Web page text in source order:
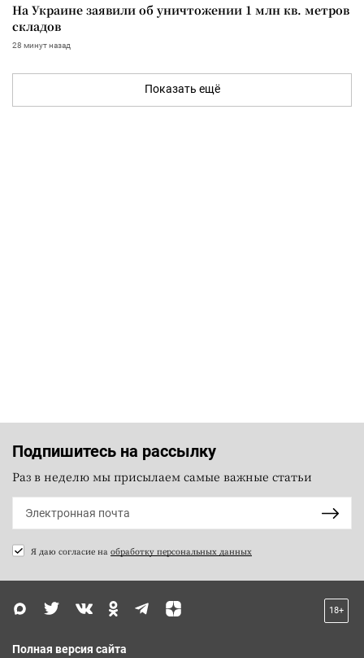
На Украине заявили об уничтожении 1 млн кв. метров
складов
28 минут назад
Показать ещё
Подпишитесь на рассылку
Раз в неделю мы присылаем самые важные статьи
Я даю согласие на обработку персональных данных
18+
Полная версия сайта